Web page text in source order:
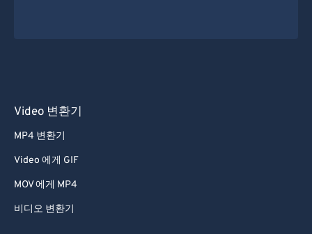
Video 변환기
MP4 변환기
Video 에게 GIF
MOV 에게 MP4
비디오 변환기